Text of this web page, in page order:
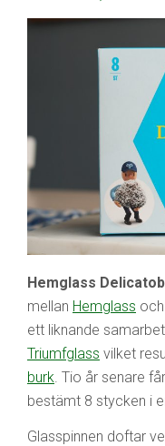
Hemglass
mellan Hemglass och
ett liknande
Triumfglass vilket
burk. Tio år senare
bestämt 8 stycken i
Glasspinnen doftar